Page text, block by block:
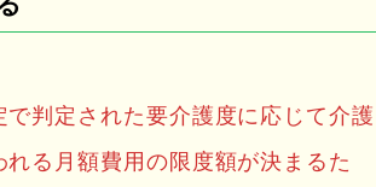
で判定された要介護度に応じて介護
れる月額費用の限度額が決まるた